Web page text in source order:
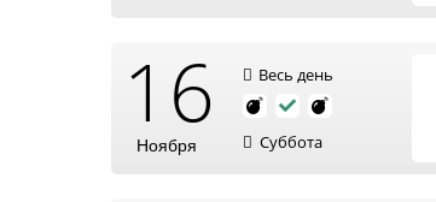
16
Ноября
Весь день
Суббота